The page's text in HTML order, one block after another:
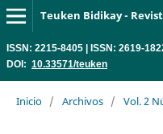
ISSN: 2215-8405 | ISSN: 2619-
DOI: 10.33571/teuken
Inicio / Archivos / Vol. 2